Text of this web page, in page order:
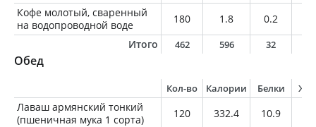
Кофе молотый, сваренный
на водопроводной воде
180 1.8 0.2
Итого
462 596 32
Обед
Кол-во Калории Белки
Лаваш армянский тонкий
(пшеничная мука 1 сорта)
120 332.4 10.9